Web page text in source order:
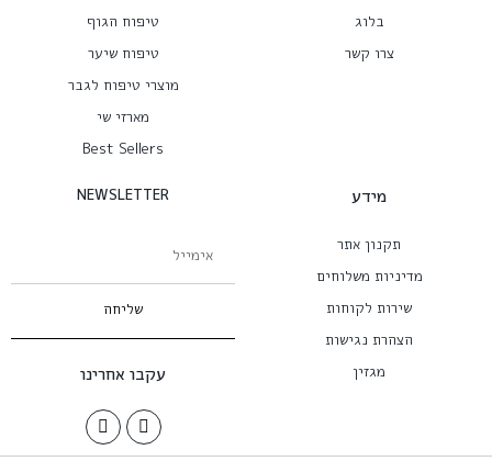
בלוג
צרו קשר
טיפוח הגוף
טיפוח שיער
מוצרי טיפוח לגבר
מארזי שי
Best Sellers
מידע
תקנון אתר
מדיניות משלוחים
שירות לקוחות
הצהרת נגישות
מגזין
NEWSLETTER
שליחה
עקבו אחרינו